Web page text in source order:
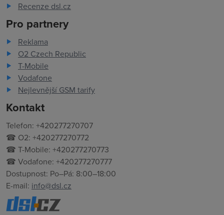
Recenze dsl.cz
Pro partnery
Reklama
O2 Czech Republic
T-Mobile
Vodafone
Nejlevnější GSM tarify
Kontakt
Telefon: +420277270707
☎ O2: +420277270772
☎ T-Mobile: +420277270773
☎ Vodafone: +420277270777
Dostupnost: Po–Pá: 8:00–18:00
E-mail: info@dsl.cz